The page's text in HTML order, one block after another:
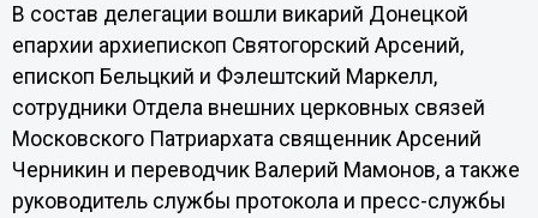
В состав делегации вошли викарий Донецкой
епархии архиепископ Святогорский Арсений,
епископ Бельцкий и Фэлештский Маркелл,
сотрудники Отдела внешних церковных связей
Московского Патриархата священник Арсений
Черникин и переводчик Валерий Мамонов, а также
руководитель службы протокола и пресс-службы